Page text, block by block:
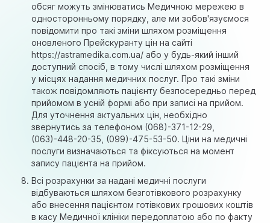
обсяг можуть змінюватись Медичною мережею в
односторонньому порядку, але ми зобов'язуємося
повідомити про такі зміни шляхом розміщення
оновленого Прейскуранту цін на сайті
https://astramedika.com.ua/ або у будь-який інший
доступний спосіб, в тому числі шляхом розміщення
у місцях надання медичних послуг. Про такі зміни
також повідомляють пацієнту безпосередньо перед
прийомом в усній формі або при записі на прийом.
Для уточнення актуальних цін, необхідно
звернутись за телефоном (068)-371-12-29,
(063)-448-20-35, (099)-475-53-50. Ціни на медичні
послуги визначаються та фіксуються на момент
запису пацієнта на прийом.
Всі розрахунки за надані медичні послуги
відбуваються шляхом безготівкового розрахунку
або внесення пацієнтом готівкових грошових коштів
в касу Медичної клініки передоплатою або по факту